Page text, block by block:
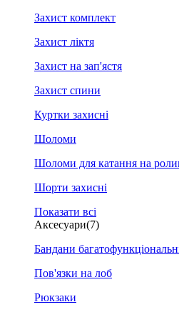
Захист комплект
Захист ліктя
Захист на зап'ястя
Захист спини
Куртки захисні
Шоломи
Шоломи для катання на
Шорти захисні
Показати всі
Аксесуари(7)
Бандани
Пов'язки на лоб
Рюкзаки